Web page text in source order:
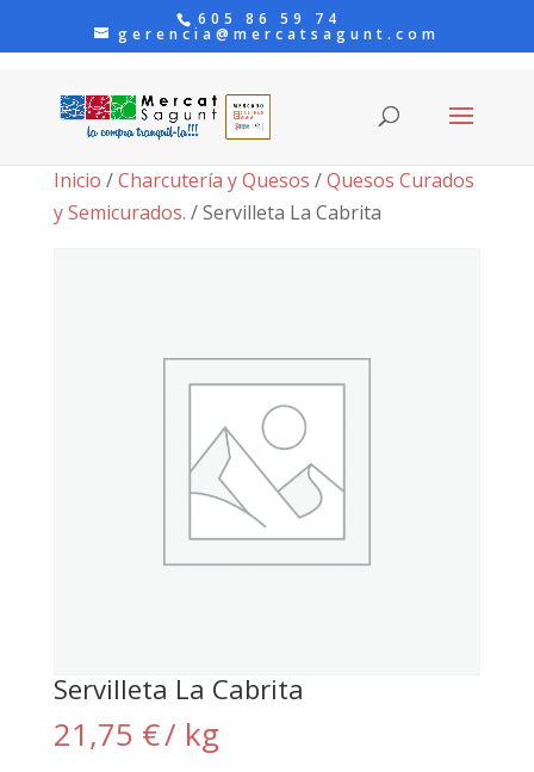
605 86 59 74
gerencia@mercatsagunt.com
Inicio /Charcutería y Quesos /Quesos Curados
y Semicurados. / Servilleta La Cabrita
Servilleta La Cabrita
21,75 €/ kg